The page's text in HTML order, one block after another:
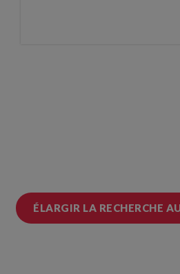
ÉLARGIR LA RECHERCHE